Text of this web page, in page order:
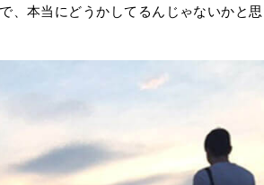
、本当にどうかしてるんじゃないかと